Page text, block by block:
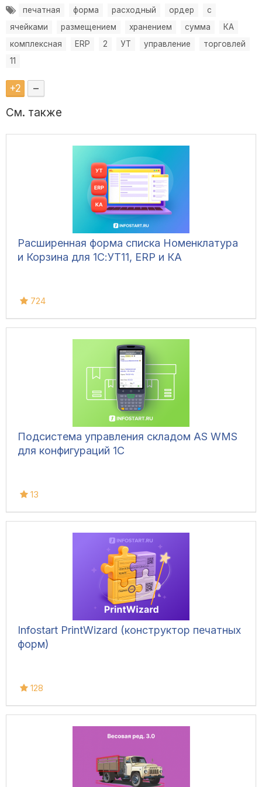
печатная форма расходный ордер
с
ячейками
размещением хранением сумма
КА
комплексная
ERP 2 УТ управление
торговлей
11
+2 –
См. также
Расширенная форма списка Номенклатура
и Корзина для 1С:УТ11, ERP и КА
724
Подсистема управления складом AS WMS
для конфигураций 1С
13
Infostart PrintWizard (конструктор печатных
форм)
128